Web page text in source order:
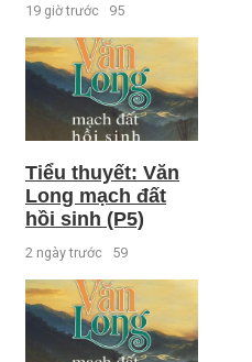
19 giờ trước 95
Tiểu thuyết: Văn
Long mạch đất
hồi sinh (P5)
2 ngày trước 59